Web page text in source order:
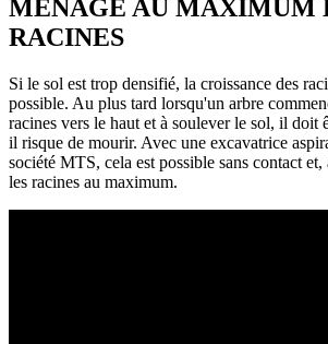
MÉNAGE AU MAXIMUM
RACINES
Si le sol est trop densifié, la croissance des
possible. Au plus tard lorsqu'un arbre
racines vers le haut et à soulever le sol, il doit
il risque de mourir. Avec une excavatrice
société MTS, cela est possible sans contact
les racines au maximum.